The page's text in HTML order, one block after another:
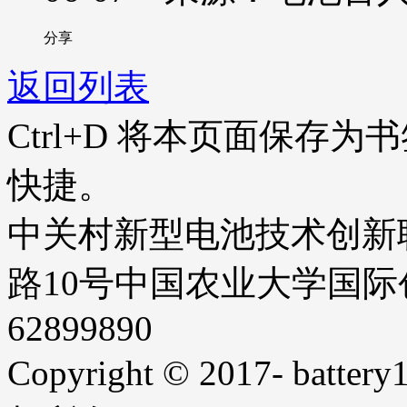
分享
返回列表
Ctrl+D 将本页面保存为
快捷。
中关村新型电池技术创
路10号中国农业大学国
62899890
Copyright © 2017-